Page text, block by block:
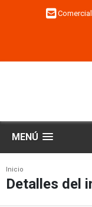
MENÚ
Inicio
Detalles del